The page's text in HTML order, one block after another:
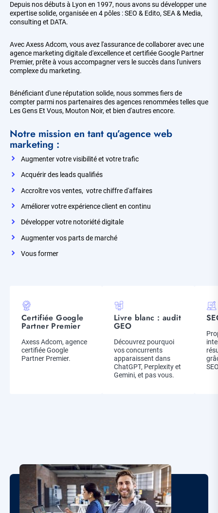
Depuis nos débuts à Lyon en 1997, nous avons su développer une
expertise solide, organisée en 4 pôles : SEO & Edito, SEA & Media,
consulting et DATA.
Avec Axess Adcom, vous avez l'assurance de collaborer avec une
agence marketing digitale d'excellence et certifiée Google Partner
Premier, prête à vous accompagner vers le succès dans l'univers
complexe du marketing.
Bénéficiant d'une réputation solide, nous sommes fiers de
compter parmi nos partenaires des agences renommées telles que
Les Gens Et Vous, Mouton Noir, et bien d'autres encore.
Notre mission en tant qu’agence web
marketing :
Augmenter votre visibilité et votre trafic
Acquérir des leads qualifiés
Accroître vos ventes, votre chiffre d'affaires
Améliorer votre expérience client en continu
Développer votre notoriété digitale
Augmenter vos parts de marché
Vous former
Picto
Titre
Certifiée Google
Partner Premier
Description
Axess Adcom, agence
certifiée Google
Partner Premier.
Picto
Titre
Livre blanc : audit
GEO
Description
Découvrez pourquoi
vos concurrents
apparaissent dans
ChatGPT, Perplexity et
Gemini, et pas vous.
page